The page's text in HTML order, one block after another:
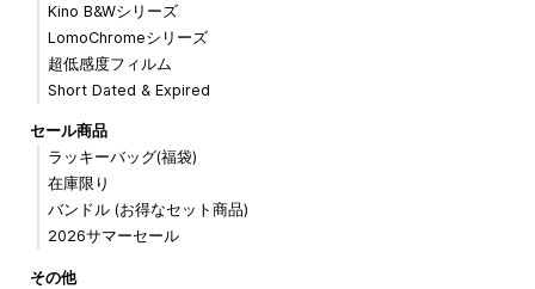
Kino B&Wシリーズ
LomoChromeシリーズ
超低感度フィルム
Short Dated & Expired
セール商品
ラッキーバッグ(福袋)
在庫限り
バンドル (お得なセット商品)
2026サマーセール
その他